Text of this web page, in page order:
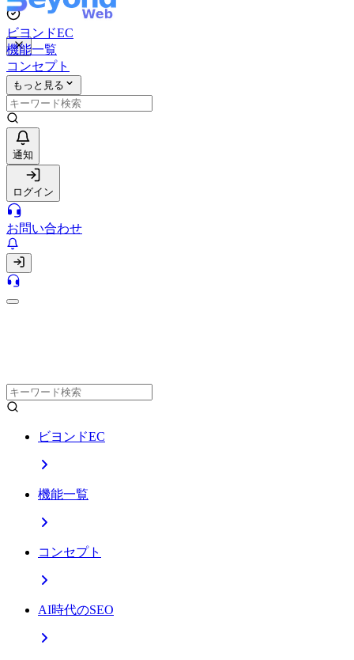
ビヨンドEC
機能一覧
コンセプト
もっと見る
通知
ログイン
お問い合わせ
ビヨンドEC
機能一覧
コンセプト
AI時代のSEO